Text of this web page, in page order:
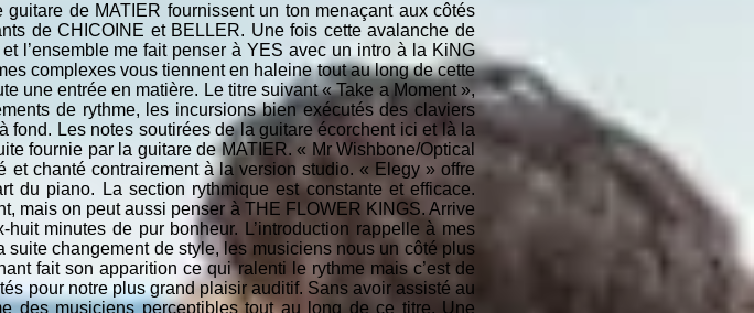
de MATIER fournissent un ton menaçant aux côtés
de CHICOINE et BELLER. Une fois cette avalanche de
l’ensemble me fait penser à YES avec un intro à la KiNG
complexes vous tiennent en haleine tout au long de cette
une entrée en matière. Le titre suivant « Take a Moment »,
de rythme, les incursions bien exécutés des claviers
fond. Les notes soutirées de la guitare écorchent ici et là la
fournie par la guitare de MATIER. « Mr Wishbone/Optical
chanté contrairement à la version studio. « Elegy » offre
du piano. La section rythmique est constante et efficace.
mais on peut aussi penser à THE FLOWER KINGS. Arrive
minutes de pur bonheur. L’introduction rappelle à mes
changement de style, les musiciens nous un côté plus
fait son apparition ce qui ralenti le rythme mais c’est de
pour notre plus grand plaisir auditif. Sans avoir assisté au
des musiciens perceptibles tout au long de ce titre. Une